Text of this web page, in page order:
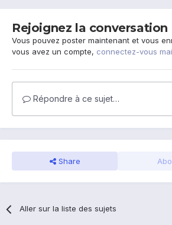
Rejoignez la conversation
Vous pouvez poster maintenant et vous
vous avez un compte, connectez-vous
Répondre à ce sujet…
Share
Aller sur la liste des sujets